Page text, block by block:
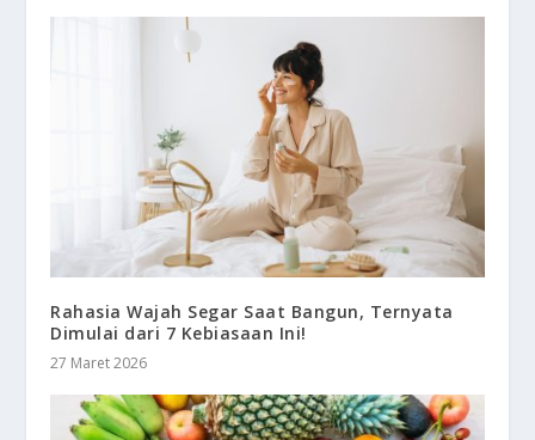
Rahasia Wajah Segar Saat Bangun, Ternyata
Dimulai dari 7 Kebiasaan Ini!
27 Maret 2026